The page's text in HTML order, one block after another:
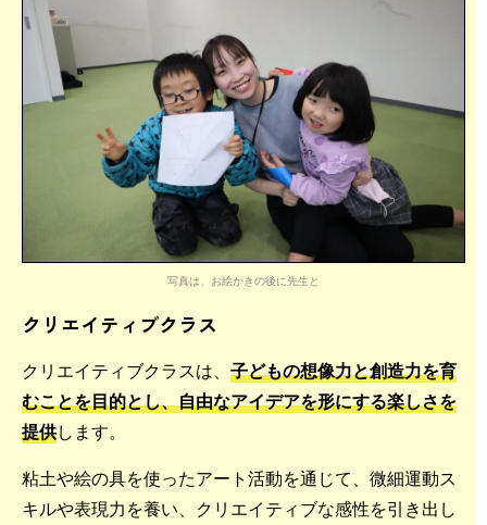
写真は、お絵かきの後に先生と
クリエイティブクラス
クリエイティブクラスは、 子どもの想像力と創造力を育
むことを目的とし、自由なアイデアを形にする楽しさを
提供します。
粘土や絵の具を使ったアート活動を通じて、微細運動ス
キルや表現力を養い、クリエイティブな感性を引き出し